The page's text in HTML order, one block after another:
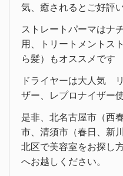
気、癒されるとご好評
ストレートパーマはナ
用、トリートメントス
ら髪）もオススメです
ドライヤーは大人気
ザー、レプロナイザー使
是非、北名古屋市（西
市、清須市（春日、新
北区で美容室をお探し
へお越しください。